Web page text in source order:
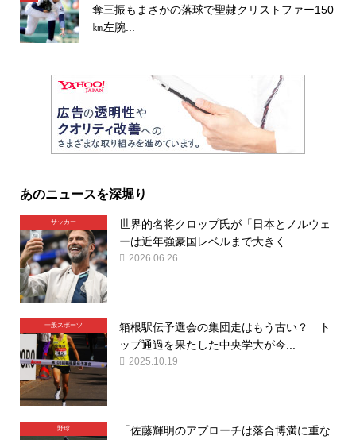
奪三振もまさかの落球で聖隷クリストファー150
㎞左腕...
あのニュースを深堀り
サッカー
世界的名将クロップ氏が「日本とノルウェ
ーは近年強豪国レベルまで大きく...
2026.06.26
一般スポーツ
箱根駅伝予選会の集団走はもう古い？ ト
ップ通過を果たした中央学大が今...
2025.10.19
野球
「佐藤輝明のアプローチは落合博満に重な